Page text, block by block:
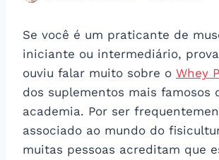
Se você é um praticante de
iniciante ou intermediário,
ouviu falar muito sobre o Whey
dos suplementos mais famosos
academia. Por ser
associado ao mundo do
muitas pessoas acreditam que